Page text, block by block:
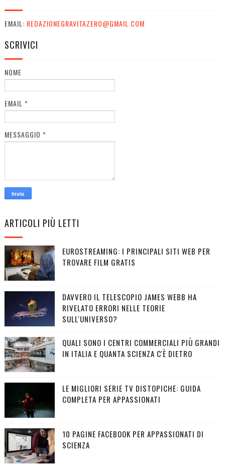
EMAIL: REDAZIONEGRAVITAZERO@GMAIL.COM
SCRIVICI
NOME
EMAIL *
MESSAGGIO *
ARTICOLI PIÙ LETTI
EUROSTREAMING: I PRINCIPALI SITI WEB PER
TROVARE FILM GRATIS
DAVVERO IL TELESCOPIO JAMES WEBB HA
RIVELATO ERRORI NELLE TEORIE
SULL'UNIVERSO?
QUALI SONO I CENTRI COMMERCIALI PIÙ GRANDI
IN ITALIA E QUANTA SCIENZA C'È DIETRO
LE MIGLIORI SERIE TV DISTOPICHE: GUIDA
COMPLETA PER APPASSIONATI
10 PAGINE FACEBOOK PER APPASSIONATI DI
SCIENZA